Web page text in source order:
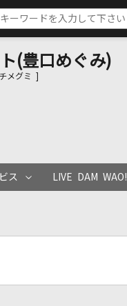
(豊口めぐみ)
メグミ ]
ス LIVE DAM WAO!